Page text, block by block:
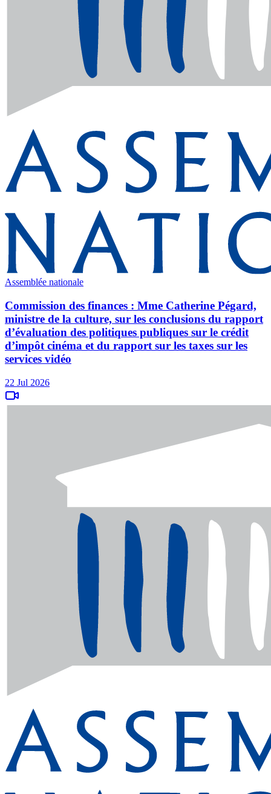
Assemblée nationale
Commission des finances : Mme Catherine Pégard,
ministre de la culture, sur les conclusions du rapport
d’évaluation des politiques publiques sur le crédit
d’impôt cinéma et du rapport sur les taxes sur les
services vidéo
22 Jul 2026